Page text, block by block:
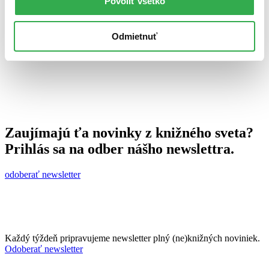
Odmietnuť
Zaujímajú ťa novinky z knižného sveta?
Prihlás sa na odber nášho newslettra.
odoberať newsletter
Každý týždeň pripravujeme newsletter plný (ne)knižných noviniek.
Odoberať newsletter